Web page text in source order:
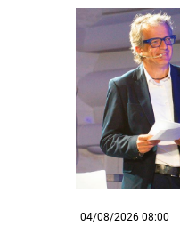
04/08/2026 08:00